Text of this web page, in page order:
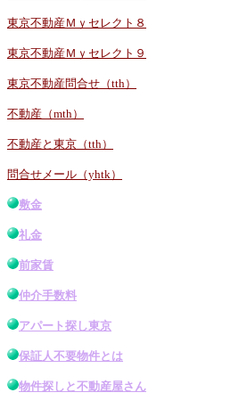
東京不動産Ｍｙセレクト８
東京不動産Ｍｙセレクト９
東京不動産問合せ（tth）
不動産（mth）
不動産と東京（tth）
問合せメール（yhtk）
敷金
礼金
前家賃
仲介手数料
アパート探し東京
保証人不要物件とは
物件探し と不動産屋さん